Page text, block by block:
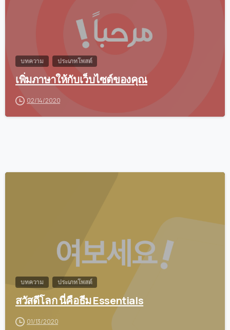
บทความ ประเภทโพสต์
เพิ่มภาษาให้กับเว็บไซต์ของคุณ
02/14/2020
บทความ ประเภทโพสต์
สวัสดีโลก นี่คือธีม Essentials
01/13/2020